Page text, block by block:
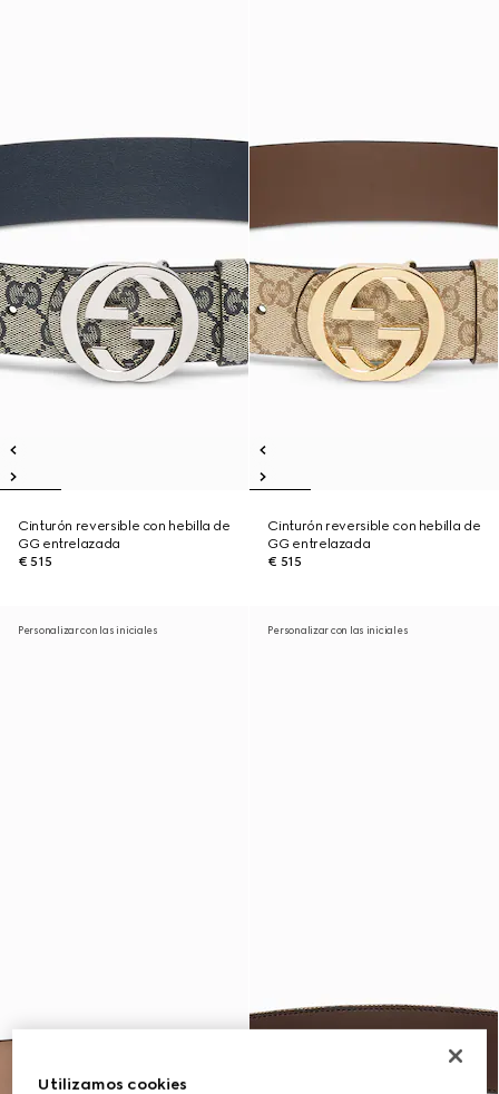
Cinturón reversible con hebilla de
GG entrelazada
€ 515
Cinturón reversible con hebilla de
GG entrelazada
€ 515
Personalizar con las iniciales Personalizar con las iniciales
Utilizamos cookies